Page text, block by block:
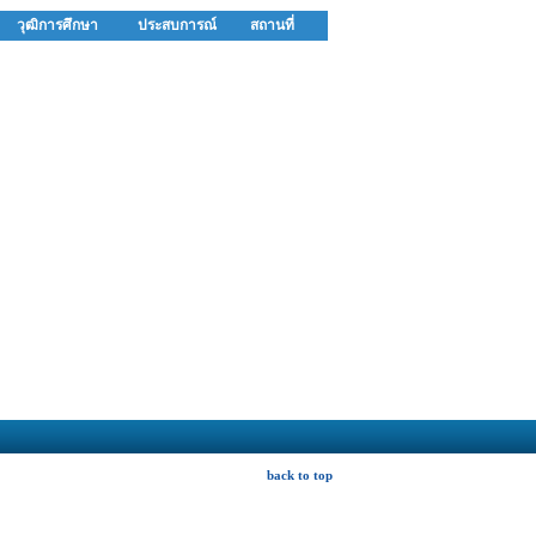
วุฒิการศึกษา ประสบการณ์ สถานที่
back to top